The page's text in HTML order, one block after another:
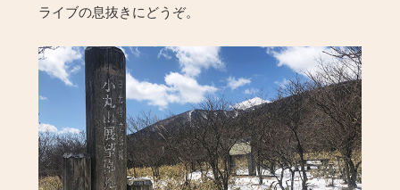
ライブの息抜きにどうぞ。